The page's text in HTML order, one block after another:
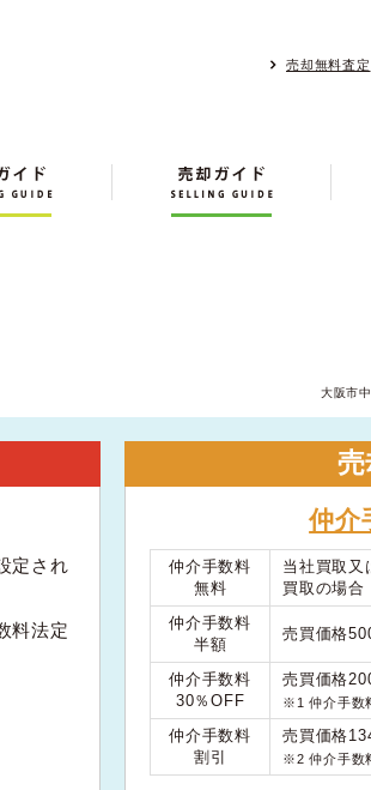
売却無料査定
大阪市
定され
料法定
売
仲介
仲介手数料
無料
当社買取又
買取の場合
仲介手数料
半額
売買価格
仲介手数料
30％OFF
売買価格
※1 仲介手数
仲介手数料
割引
売買価格
※2 仲介手数